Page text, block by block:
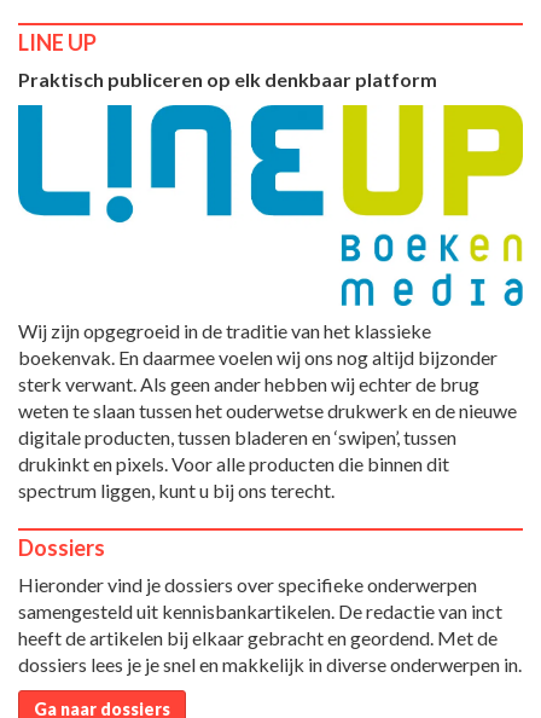
LINE UP
Praktisch publiceren op elk denkbaar platform
Wij zijn opgegroeid in de traditie van het klassieke
boekenvak. En daarmee voelen wij ons nog altijd bijzonder
sterk verwant. Als geen ander hebben wij echter de brug
weten te slaan tussen het ouderwetse drukwerk en de nieuwe
digitale producten, tussen bladeren en ‘swipen’, tussen
drukinkt en pixels. Voor alle producten die binnen dit
spectrum liggen, kunt u bij ons terecht.
Dossiers
Hieronder vind je dossiers over specifieke onderwerpen
samengesteld uit kennisbankartikelen. De redactie van inct
heeft de artikelen bij elkaar gebracht en geordend. Met de
dossiers lees je je snel en makkelijk in diverse onderwerpen in.
Ga naar dossiers